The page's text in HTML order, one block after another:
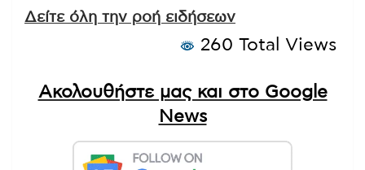
Δείτε όλη την ροή ειδήσεων
260 Total Views
Ακολουθήστε μας και στο Google
News